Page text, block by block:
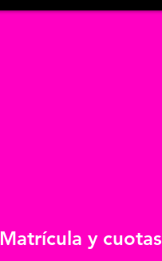
Matrícula y cuotas